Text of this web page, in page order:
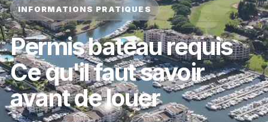
INFORMATIONS PRATIQUES
Permis bateau requis
Ce qu'il faut savoir
avant de louer